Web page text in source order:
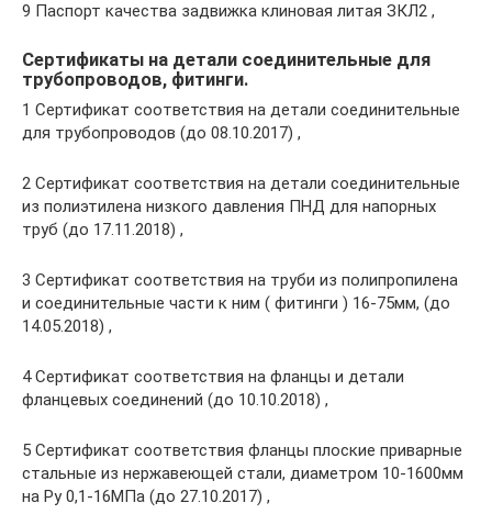
9 Паспорт качества задвижка клиновая литая ЗКЛ2 ,
Сертификаты на детали соединительные для
трубопроводов, фитинги.
1 Сертификат соответствия на детали соединительные
для трубопроводов (до 08.10.2017) ,
2 Сертификат соответствия на детали соединительные
из полиэтилена низкого давления ПНД для напорных
труб (до 17.11.2018) ,
3 Сертификат соответствия на труби из полипропилена
и соединительные части к ним ( фитинги ) 16-75мм, (до
14.05.2018) ,
4 Сертификат соответствия на фланцы и детали
фланцевых соединений (до 10.10.2018) ,
5 Сертификат соответствия фланцы плоские приварные
стальные из нержавеющей стали, диаметром 10-1600мм
на Ру 0,1-16МПа (до 27.10.2017) ,